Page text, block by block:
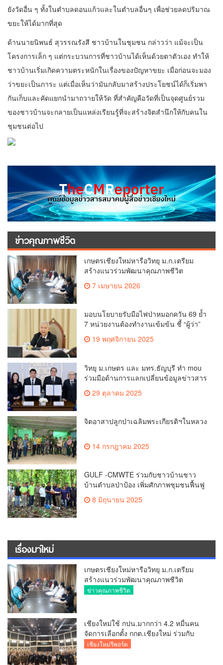
ยังวัดอื่น ๆ ทั้งในตำบลดอนแก้วและในตำบลอื่นๆ เพื่อช่วยลดปริมาณ
ขยะให้ได้มากที่สุด
ด้านนายนิพนธ์ สุวรรณรังสี ชาวบ้านในชุมชน กล่าวว่า แม้จะเป็น
โครงการเล็ก ๆ แต่กระบวนการที่ชาวบ้านได้เห็นด้วยตาตัวเอง ทำให้
ชาวบ้านเริ่มเกิดความตระหนักในเรื่องของปัญหาขยะ เมื่อก่อนจะมอง
ว่าขยะเป็นภาระ แต่เมื่อเห็นว่ามันกลับมาสร้างประโยชน์ได้ก็เริ่มพา
กันเก็บและคัดแยกนำมาถวายให้วัด ที่สำคัญคือวัดที่เป็นจุดศูนย์รวม
ของชาวบ้านจะกลายเป็นแหล่งเรียนรู้ที่จะสร้างจิตสำนึกให้กับคนใน
ชุมชนต่อไป
ข่าวคุณภาพชีวิต
เกษตรเชียงใหม่หารือวิทยุ ม.ก.เตรียม
สร้างแนวร่วมพัฒนาคุณภาพชีวิต
นโยบายสัมฤทธิ์ผล
7 เมษายน 2026
มอบนโยบายรับมือไฟป่าหมอกควัน 69 ย้ำ
7 หน่วยงานต้องทำงานเข้มข้น ชี้ “ผู้ว่า”
คีย์แมนสำคัญทำปัญหาลด
19 พฤศจิกายน 2025
วิทยุ ม.เกษตร และ มทร.ธัญบุรี ทำ mou
ร่วมมือด้านการแลกเปลี่ยนข้อมูลข่าวสาร
ครอบคลุม
29 ตุลาคม 2025
จิตอาสาปลูกป่าเฉลิมพระเกียรติฯในหลวง
14 กรกฎาคม 2025
GULF -CMWTE ร่วมกับชาวบ้านชาว
บ้านตำบลป่าป้อง เพิ่มศักภาพชุมชนฟื้นฟู
ป่าต้นน้ำดอยสะเก็ด เชียงใหม่ กว่า 3,000
ไร่ คืนสมดุลให้ป่าชุมชนด้วยจุลินทรีย์ไม
8 มิถุนายน 2025
เรื่องมาใหม่
เกษตรเชียงใหม่หารือวิทยุ ม.ก.เตรียม
สร้างแนวร่วมพัฒนาคุณภาพชีวิต
เกษตรกร สื่อสารข้อมูลถูกต้องขับเคลื่อน
ข่าวคุณภาพชีวิต
เชียงใหม่ใช้ กปน.มากกว่า 4.2 หมื่นคน
จัดการเลือกตั้ง กกต.เชียงใหม่ ร่วมกับ
นายอำเภอหางดง ตรวจความเรียบร้อย
เชียงใหม่รีพอร์ต